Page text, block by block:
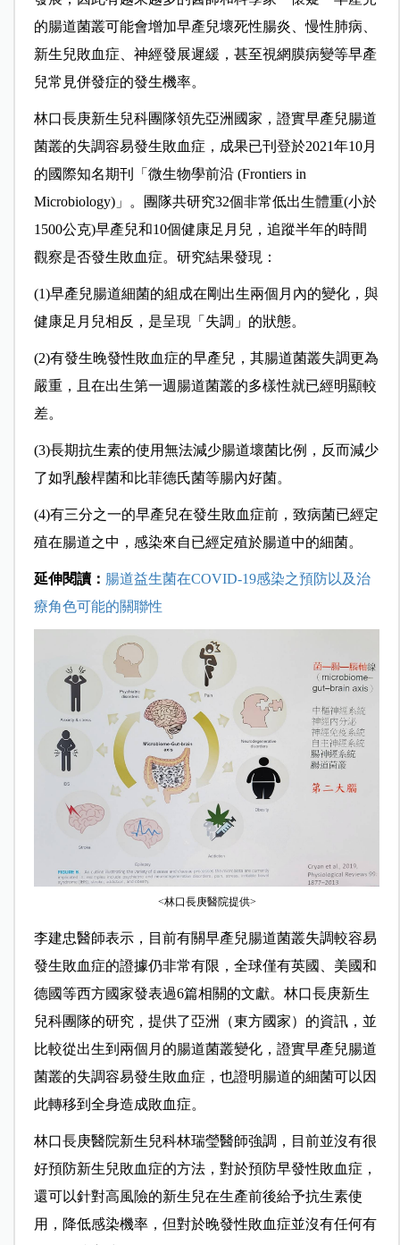
的腸道菌叢可能會增加早產兒壞死性腸炎、慢性肺病、
新生兒敗血症、神經發展遲緩，甚至視網膜病變等早產
兒常見併發症的發生機率。
林口長庚新生兒科團隊領先亞洲國家，證實早產兒腸道
菌叢的失調容易發生敗血症，成果已刊登於2021年10月
的國際知名期刊「微生物學前沿 (Frontiers in
Microbiology)」。團隊共研究32個非常低出生體重(小於
1500公克)早產兒和10個健康足月兒，追蹤半年的時間
觀察是否發生敗血症。研究結果發現：
(1)早產兒腸道細菌的組成在剛出生兩個月內的變化，與
健康足月兒相反，是呈現「失調」的狀態。
(2)有發生晚發性敗血症的早產兒，其腸道菌叢失調更為
嚴重，且在出生第一週腸道菌叢的多樣性就已經明顯較
差。
(3)長期抗生素的使用無法減少腸道壞菌比例，反而減少
了如乳酸桿菌和比菲德氏菌等腸內好菌。
(4)有三分之一的早產兒在發生敗血症前，致病菌已經定
殖在腸道之中，感染來自已經定殖於腸道中的細菌。
延伸閱讀： 腸道益生菌在COVID-19感染之預防以及治
療角色可能的關聯性
<林口長庚醫院提供>
李建忠醫師表示，目前有關早產兒腸道菌叢失調較容易
發生敗血症的證據仍非常有限，全球僅有英國、美國和
德國等西方國家發表過6篇相關的文獻。林口長庚新生
兒科團隊的研究，提供了亞洲（東方國家）的資訊，並
比較從出生到兩個月的腸道菌叢變化，證實早產兒腸道
菌叢的失調容易發生敗血症，也證明腸道的細菌可以因
此轉移到全身造成敗血症。
林口長庚醫院新生兒科林瑞瑩醫師強調，目前並沒有很
好預防新生兒敗血症的方法，對於預防早發性敗血症，
還可以針對高風險的新生兒在生產前後給予抗生素使
用，降低感染機率，但對於晚發性敗血症並沒有任何有